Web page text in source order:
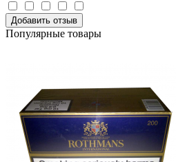
Добавить отзыв
Популярные товары